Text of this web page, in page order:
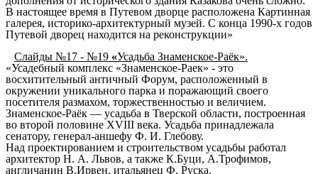
В настоящее время в Путевом дворце расположена Картинная
галерея, историко-архитектурный музей. С конца 1990-х годов
Путевой дворец находится на реконструкции»
Слайды №17 - №19 «Усадьба Знаменское-Раёк».
«Усадебный комплекс «Знаменское-Раек» - это
восхитительный античный Форум, расположенный в
окружении уникального парка и поражающий своего
посетителя размахом, торжественностью и величием.
Знаменское-Раёк — усадьба в Тверской области, построенная
во второй половине XVIII века. Усадьба принадлежала
сенатору, генерал-аншефу Ф. И. Глебову.
Над проектированием и строительством усадьбы работал
архитектор Н. А. Львов, а также К.Буци, А.Трофимов,
англичанин В.Ирвен, итальянец Ф. Руска.